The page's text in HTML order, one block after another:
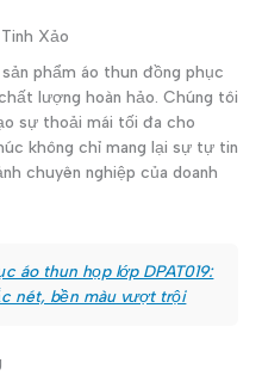
Xảo
phẩm áo thun đồng phục
lượng hoàn hảo. Chúng tôi
sự thoải mái tối đa cho
không chỉ mang lại sự tự tin
chuyên nghiệp của doanh
áo thun họp lớp DPAT019:
nét, bền màu vượt trội